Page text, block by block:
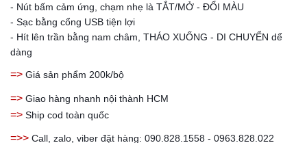
- Nút bấm cảm ứng, chạm nhẹ là TẮT/MỞ - ĐỔI MÀU
- Sạc bằng cổng USB tiện lợi
- Hít lên trần bằng nam châm, THÁO XUỐNG - DI CHUYỂN dể
dàng
=> Giá sản phẩm 200k/bộ
=> Giao hàng nhanh nội thành HCM
=> Ship cod toàn quốc
=>> Call, zalo, viber đặt hàng: 090.828.1558 - 0963.828.022